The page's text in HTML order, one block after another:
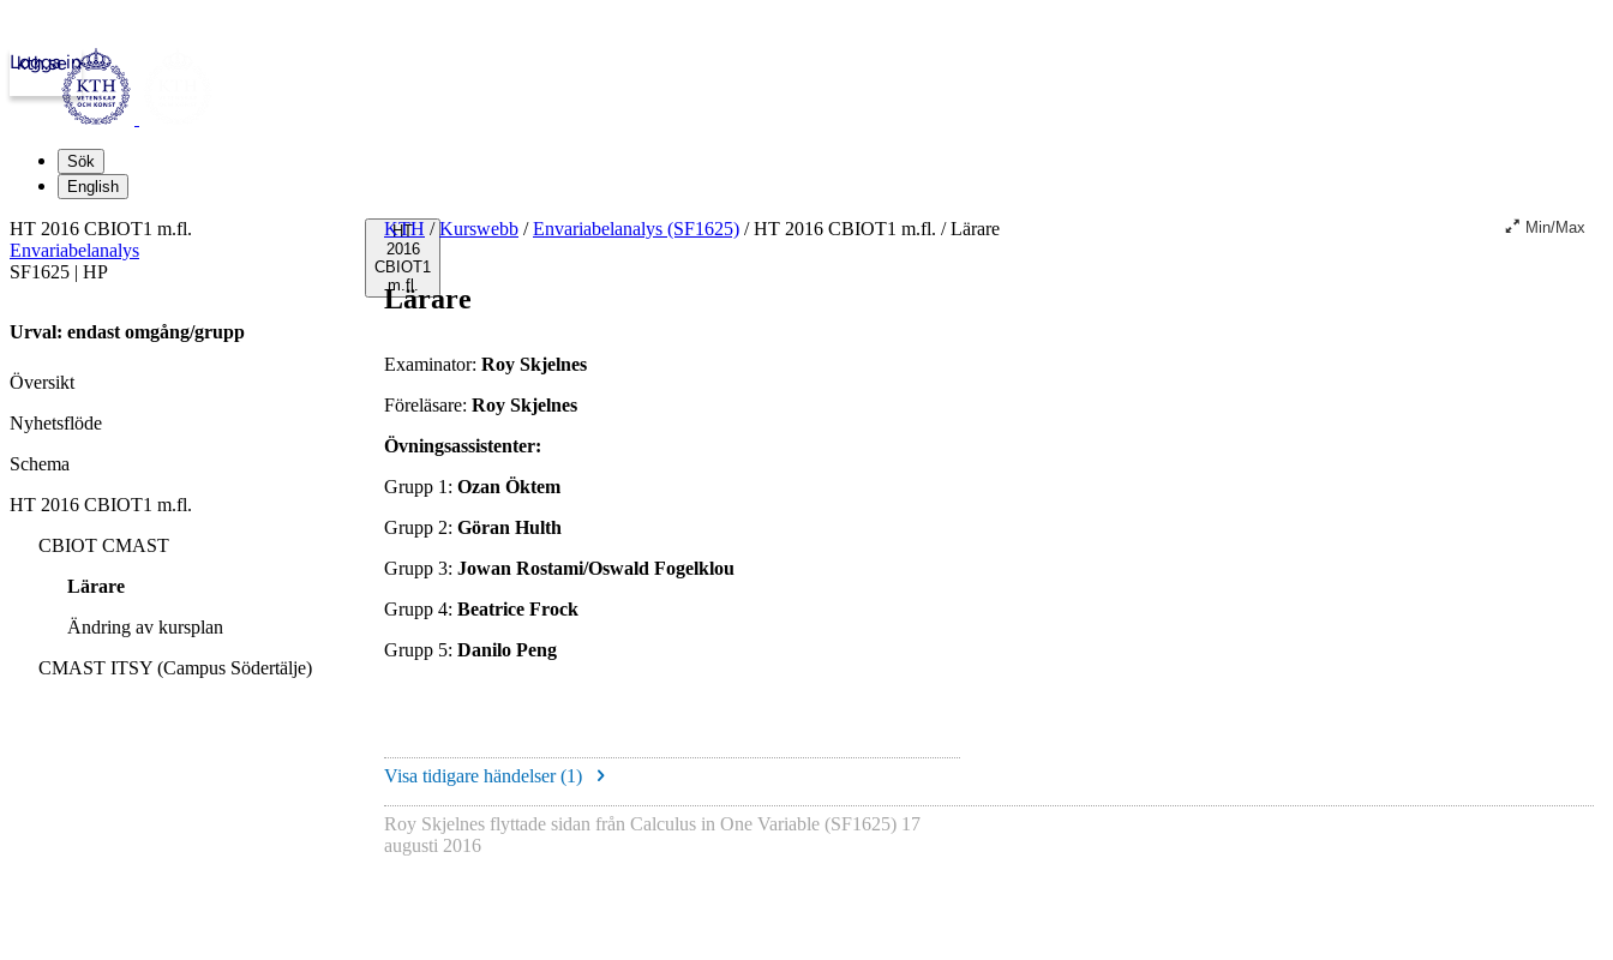
kth.se
Logga in
Sök
English
HT
2016
CBIOT1
m.fl.
KTH / Kurswebb / Envariabelanalys (SF1625) /HT 2016 CBIOT1 m.fl. /Lärare Min/Max
Lärare
Examinator: Roy Skjelnes
Föreläsare: Roy Skjelnes
Övningsassistenter:
Grupp 1: Ozan Öktem
Grupp 2: Göran Hulth
Grupp 3: Jowan Rostami/Oswald Fogelklou
Grupp 4: Beatrice Frock
Grupp 5: Danilo Peng
Visa tidigare händelser (1)
Roy Skjelnes flyttade sidan från Calculus in One Variable (SF1625) 17
augusti 2016
HT 2016 CBIOT1 m.fl.
Envariabelanalys
SF1625 | HP
Urval: endast omgång/grupp
Översikt
Nyhetsflöde
Schema
HT 2016 CBIOT1 m.fl.
CBIOT CMAST
Lärare
Ändring av kursplan
CMAST ITSY (Campus Södertälje)